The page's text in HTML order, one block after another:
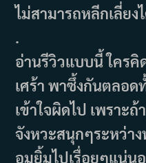
ไม่สามารถหลีกเลี่ยง
.
อ่านรีวิวแบบนี้ ใครคิ
เศร้า พาซึ้งกันตลอด
เข้าใจผิดไป เพราะ
จังหวะสนุกๆระหว่าง
อมยิ้มไปเรื่อยๆแน่น